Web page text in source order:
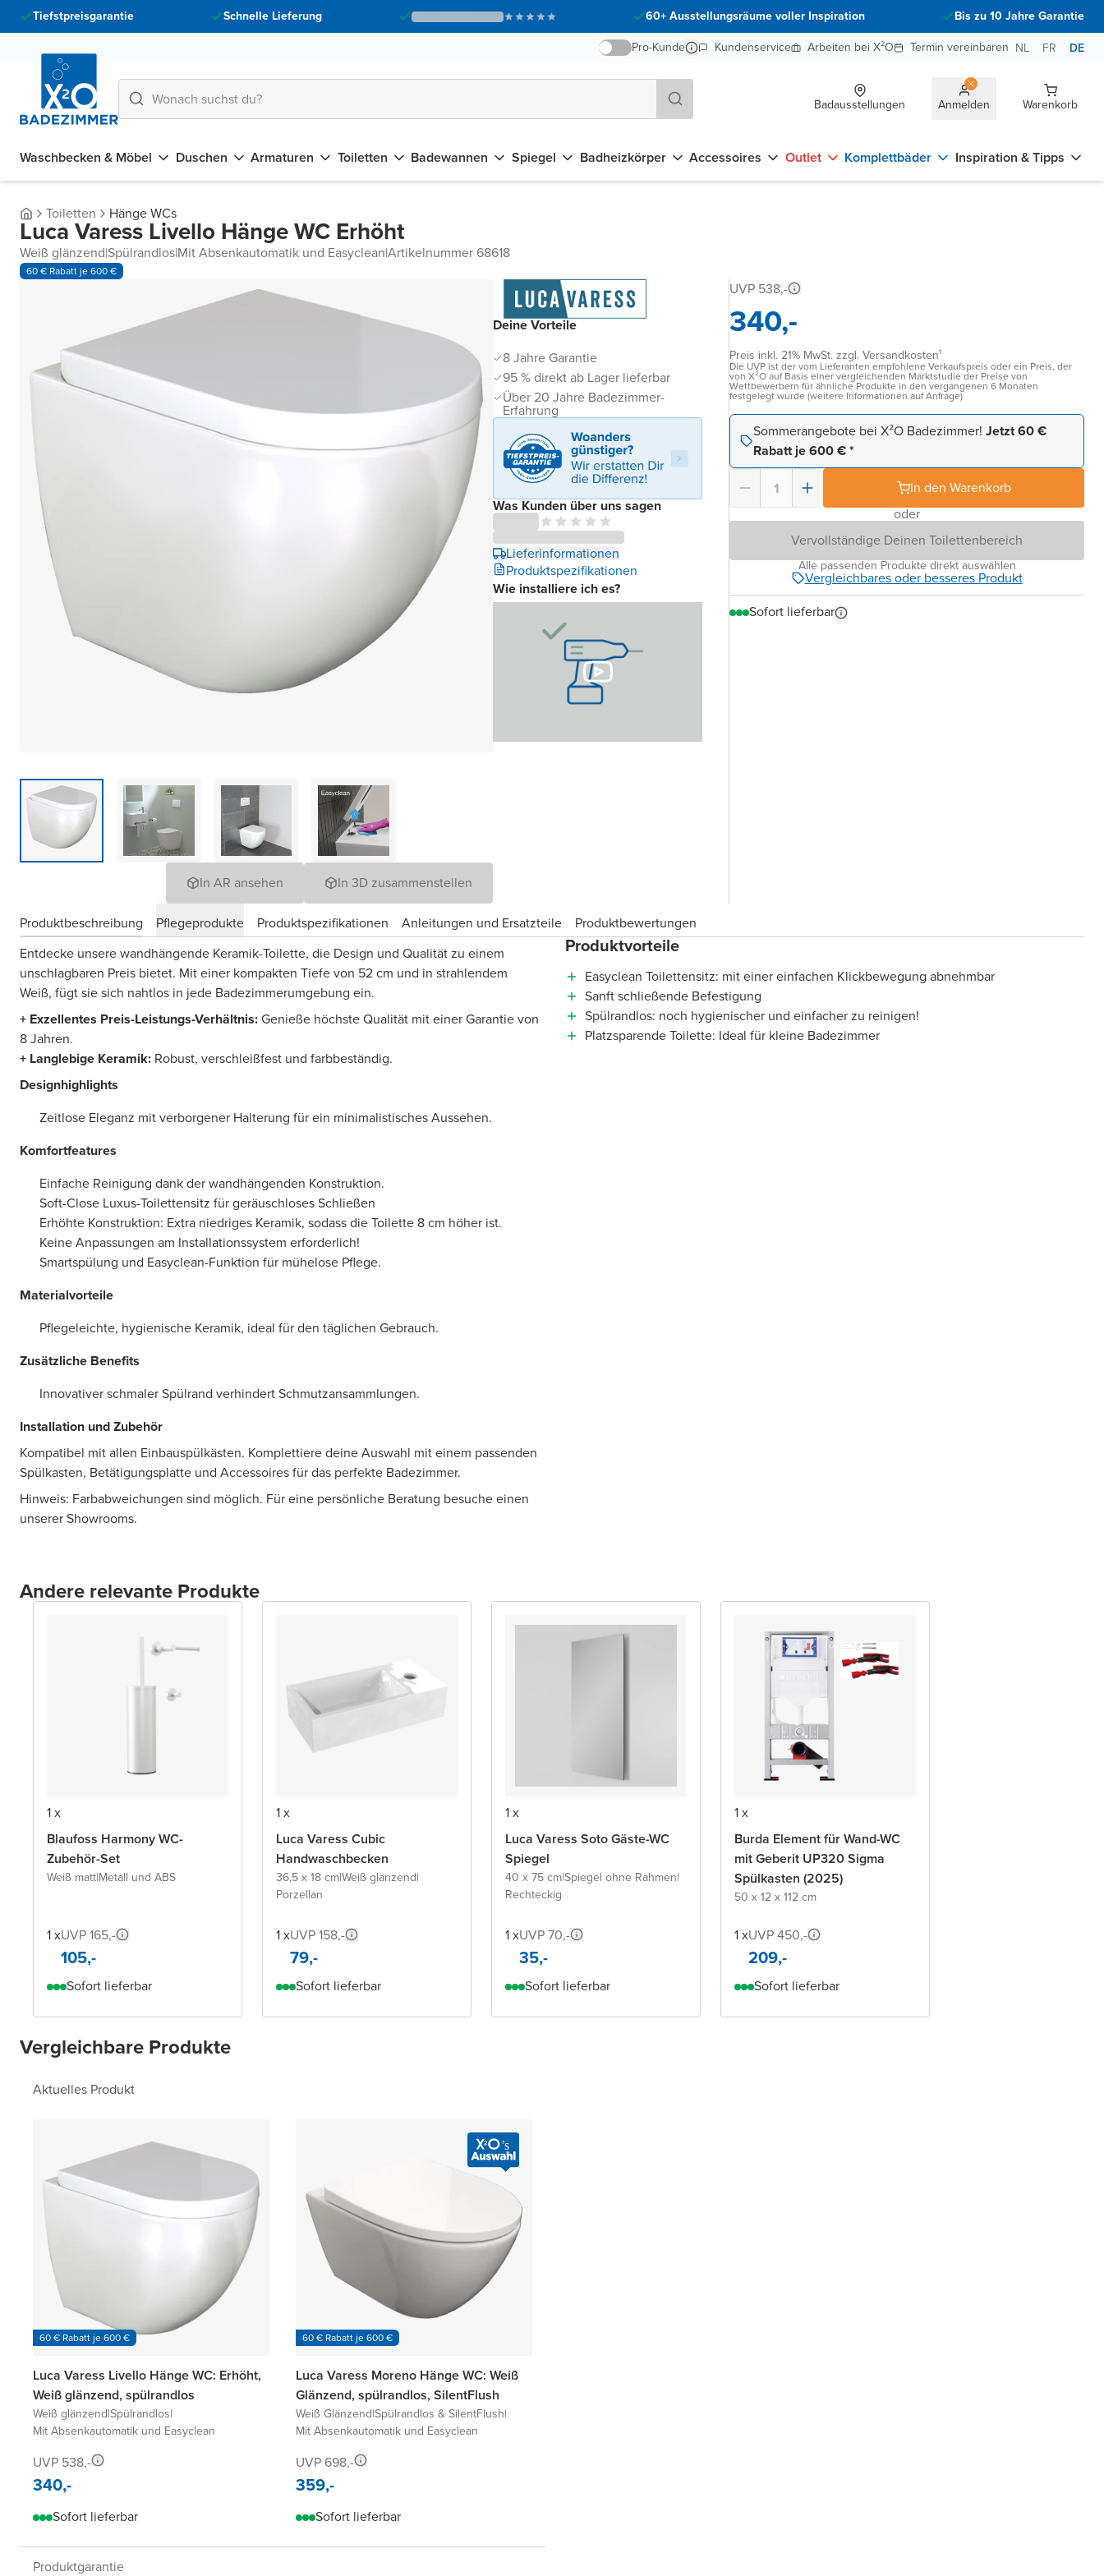
Tiefstpreisgarantie Schnelle Lieferung 60+ Ausstellungsräume voller Inspiration
Bis zu 10 Jahre Garantie
Pro-Kunde
Kundenservice Arbeiten bei X²O Termin vereinbaren NL FR DE
Badausstellungen Anmelden Warenkorb
Waschbecken & Möbel Duschen Armaturen Toiletten Badewannen Spiegel Badheizkörper Accessoires Outlet Komplettbäder Inspiration & Tipps
Toiletten Hänge WCs
Luca Varess Livello Hänge WC Erhöht
Weiß glänzend|Spülrandlos|Mit Absenkautomatik und Easyclean|Artikelnummer 68618
60 € Rabatt je 600 €
In AR ansehen In 3D zusammenstellen
Deine Vorteile
8 Jahre Garantie
95 % direkt ab Lager lieferbar
Über 20 Jahre Badezimmer-
Erfahrung
Was Kunden über uns sagen
Lieferinformationen
Produktspezifikationen
Wie installiere ich es?
UVP 538,-
340,-
Preis inkl. 21% MwSt. zzgl. Versandkosten¹
Die UVP ist der vom Lieferanten empfohlene Verkaufspreis oder ein Preis, der
von X²O auf Basis einer vergleichenden Marktstudie der Preise von
Wettbewerbern für ähnliche Produkte in den vergangenen 6 Monaten
festgelegt wurde (weitere Informationen auf Anfrage)
Sommerangebote bei X²O Badezimmer! Jetzt 60 €
Rabatt je 600 € *
In den Warenkorb
oder
Vervollständige Deinen Toilettenbereich
Alle passenden Produkte direkt auswählen
Vergleichbares oder besseres Produkt
Sofort lieferbar
Produktbeschreibung Pflegeprodukte Produktspezifikationen Anleitungen und Ersatzteile
Produktbewertungen
Entdecke unsere wandhängende Keramik-Toilette, die Design und Qualität zu einem
unschlagbaren Preis bietet. Mit einer kompakten Tiefe von 52 cm und in strahlendem
Weiß, fügt sie sich nahtlos in jede Badezimmerumgebung ein.
+ Exzellentes Preis-Leistungs-Verhältnis:Genieße höchste Qualität mit einer Garantie von
8 Jahren.
+ Langlebige Keramik: Robust, verschleißfest und farbbeständig.
Designhighlights
Zeitlose Eleganz mit verborgener Halterung für ein minimalistisches Aussehen.
Komfortfeatures
Einfache Reinigung dank der wandhängenden Konstruktion.
Soft-Close Luxus-Toilettensitz für geräuschloses Schließen
Erhöhte Konstruktion: Extra niedriges Keramik, sodass die Toilette 8 cm höher ist.
Keine Anpassungen am Installationssystem erforderlich!
Smartspülung und Easyclean-Funktion für mühelose Pflege.
Materialvorteile
Pflegeleichte, hygienische Keramik, ideal für den täglichen Gebrauch.
Zusätzliche Benefits
Innovativer schmaler Spülrand verhindert Schmutzansammlungen.
Installation und Zubehör
Kompatibel mit allen Einbauspülkästen. Komplettiere deine Auswahl mit einem passenden
Spülkasten, Betätigungsplatte und Accessoires für das perfekte Badezimmer.
Hinweis: Farbabweichungen sind möglich. Für eine persönliche Beratung besuche einen
unserer Showrooms.
Produktvorteile
Easyclean Toilettensitz: mit einer einfachen Klickbewegung abnehmbar
Sanft schließende Befestigung
Spülrandlos: noch hygienischer und einfacher zu reinigen!
Platzsparende Toilette: Ideal für kleine Badezimmer
Andere relevante Produkte
1 x
Blaufoss Harmony WC-
Zubehör-Set
Weiß matt|Metall und ABS
1 xUVP 165,-
105,-
Sofort lieferbar
1 x
Luca Varess Cubic
Handwaschbecken
36,5 x 18 cm|Weiß glänzend|
Porzellan
1 xUVP 158,-
79,-
Sofort lieferbar
1 x
Luca Varess Soto Gäste-WC
Spiegel
40 x 75 cm|Spiegel ohne Rahmen|
Rechteckig
1 xUVP 70,-
35,-
Sofort lieferbar
1 x
Burda Element für Wand-WC
mit Geberit UP320 Sigma
Spülkasten (2025)
50 x 12 x 112 cm
1 xUVP 450,-
209,-
Sofort lieferbar
Vergleichbare Produkte
Aktuelles Produkt
60 € Rabatt je 600 €
Luca Varess Livello Hänge WC: Erhöht,
Weiß glänzend, spülrandlos
Weiß glänzend|Spülrandlos|
Mit Absenkautomatik und Easyclean
UVP 538,-
340,-
Sofort lieferbar
60 € Rabatt je 600 €
Luca Varess Moreno Hänge WC: Weiß
Glänzend, spülrandlos, SilentFlush
Weiß Glänzend|Spülrandlos & SilentFlush|
Mit Absenkautomatik und Easyclean
UVP 698,-
359,-
Sofort lieferbar
Produktgarantie